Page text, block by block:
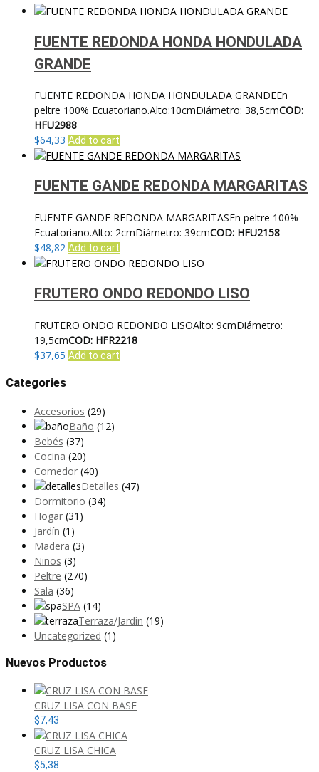
FUENTE REDONDA HONDA HONDULADA
GRANDE
FUENTE REDONDA HONDA HONDULADA GRANDEEn
peltre 100% Ecuatoriano.Alto:10cmDiámetro: 38,5cmCOD:
HFU2988
$64,33 Add to cart
FUENTE GANDE REDONDA MARGARITAS
FUENTE GANDE REDONDA MARGARITASEn peltre 100%
Ecuatoriano.Alto: 2cmDiámetro: 39cmCOD: HFU2158
$48,82 Add to cart
FRUTERO ONDO REDONDO LISO
FRUTERO ONDO REDONDO LISOAlto: 9cmDiámetro:
19,5cmCOD: HFR2218
$37,65 Add to cart
Categories
Accesorios (29)
Baño (12)
Bebés (37)
Cocina (20)
Comedor (40)
Detalles (47)
Dormitorio (34)
Hogar (31)
Jardín (1)
Madera (3)
Niños (3)
Peltre (270)
Sala (36)
SPA (14)
Terraza/Jardín (19)
Uncategorized (1)
Nuevos Productos
CRUZ LISA CON BASE
$7,43
CRUZ LISA CHICA
$5,38